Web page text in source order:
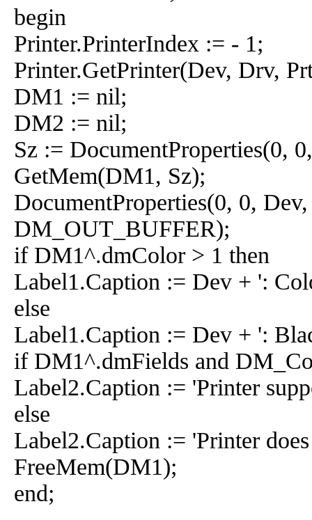
begin
Printer.PrinterIndex := - 1;
Printer.GetPrinter(Dev, Drv,
DM1 := nil;
DM2 := nil;
Sz := DocumentProperties(0,
GetMem(DM1, Sz);
DocumentProperties(0, 0,
DM_OUT_BUFFER);
if DM1^.dmColor > 1 then
Label1.Caption := Dev + ':
else
Label1.Caption := Dev + ':
if DM1^.dmFields and
Label2.Caption := 'Printer
else
Label2.Caption := 'Printer
FreeMem(DM1);
end;